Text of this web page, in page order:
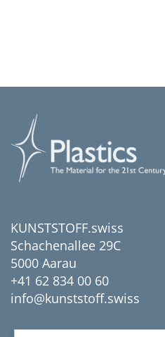
KUNSTSTOFF.swiss
Schachenallee 29C
5000 Aarau
+41 62 834 00 60
info@kunststoff.swiss